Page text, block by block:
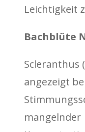
Leichtigkeit
Bachblüte
Scleranthus
angezeigt
mangelnder